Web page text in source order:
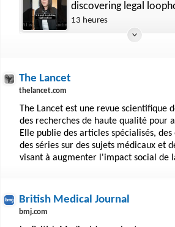
discovering legal
13 heures
The Lancet
thelancet.com
The Lancet est une revue scientifique
des recherches de haute qualité pour
Elle publie des articles spécialisés,
des séries sur des sujets médicaux et
visant à augmenter l'impact social de
British Medical Journal
bmj.com